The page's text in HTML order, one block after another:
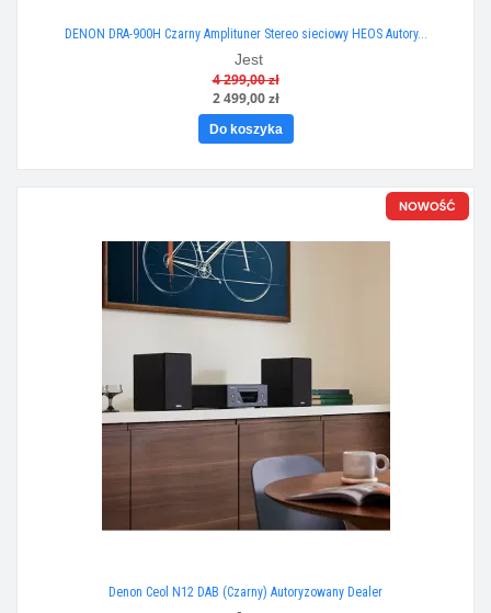
DENON DRA-900H Czarny Amplituner Stereo sieciowy HEOS Autory...
Jest
4 299,00 zł
2 499,00 zł
Do koszyka
Denon Ceol N12 DAB (Czarny) Autoryzowany Dealer